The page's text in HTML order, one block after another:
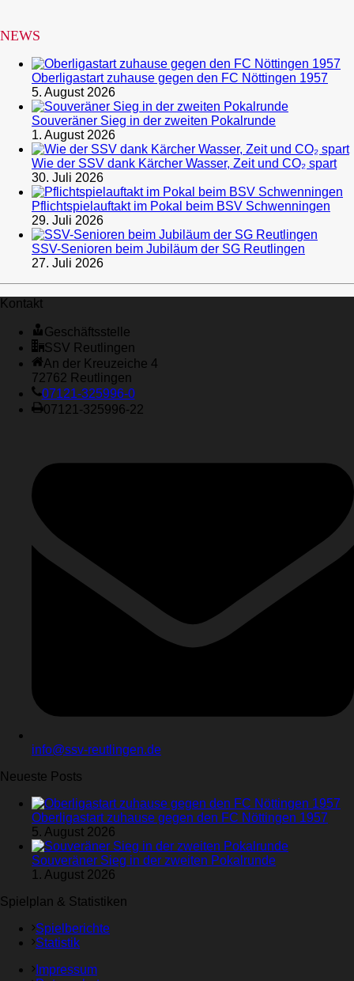
NEWS
Oberligastart zuhause gegen den FC Nöttingen 1957
5. August 2026
Souveräner Sieg in der zweiten Pokalrunde
1. August 2026
Wie der SSV dank Kärcher Wasser, Zeit und CO₂ spart
30. Juli 2026
Pflichtspielauftakt im Pokal beim BSV Schwenningen
29. Juli 2026
SSV-Senioren beim Jubiläum der SG Reutlingen
27. Juli 2026
Kontakt
Geschäftsstelle
SSV Reutlingen
An der Kreuzeiche 4
72762 Reutlingen
07121-325996-0
07121-325996-22
info@ssv-reutlingen.de
Neueste Posts
Oberligastart zuhause gegen den FC Nöttingen 1957
5. August 2026
Souveräner Sieg in der zweiten Pokalrunde
1. August 2026
Spielplan & Statistiken
Spielberichte
Statistik
Impressum